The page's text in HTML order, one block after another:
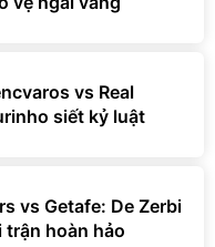
vs Real
siết kỷ luật
vs Getafe: De Zerbi
hoàn hảo